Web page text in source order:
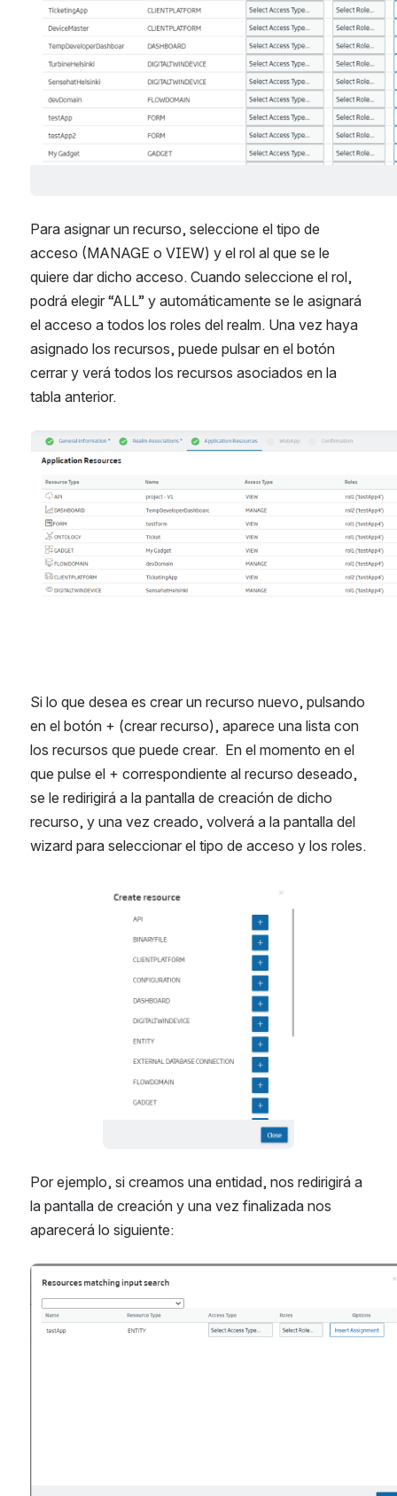
Para asignar un recurso, seleccione el tipo de
acceso (MANAGE o VIEW) y el rol al que se le
quiere dar dicho acceso. Cuando seleccione el rol,
podrá elegir “ALL” y automáticamente se le asignará
el acceso a todos los roles del realm. Una vez haya
asignado los recursos, puede pulsar en el botón
cerrar y verá todos los recursos asociados en la
tabla anterior.
Abrir
Si lo que desea es crear un recurso nuevo, pulsando
en el botón + (crear recurso), aparece una lista con
los recursos que puede crear.  En el momento en el
que pulse el + correspondiente al recurso deseado,
se le redirigirá a la pantalla de creación de dicho
recurso, y una vez creado, volverá a la pantalla del
wizard para seleccionar el tipo de acceso y los roles.
Abrir
Por ejemplo, si creamos una entidad, nos redirigirá a
la pantalla de creación y una vez finalizada nos
aparecerá lo siguiente: